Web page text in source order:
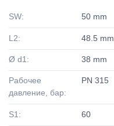
SW: 50 mm
L2: 48.5 mm
Ø d1: 38 mm
Рабочее
давление, бар:
PN 315
S1: 60